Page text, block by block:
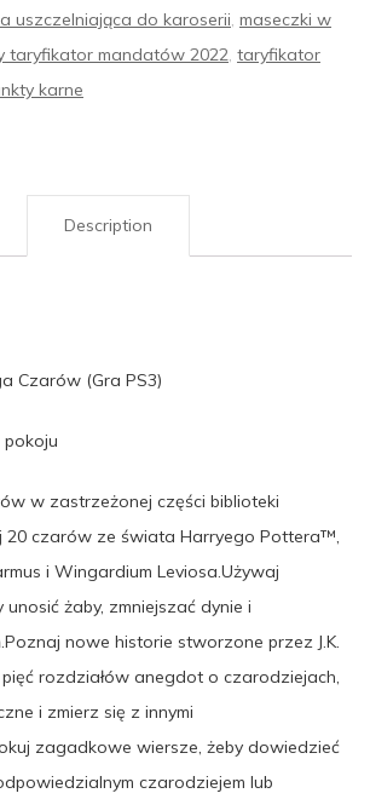
uszczelniająca do karoserii, maseczki w
taryfikator mandatów 2022, taryfikator
karne
Description
Czarów (Gra PS3)
pokoju
w zastrzeżonej części biblioteki
20 czarów ze świata Harryego Pottera™,
i Wingardium Leviosa.Używaj
żaby, zmniejszać dynie i
nowe historie stworzone przez J.K.
rozdziałów anegdot o czarodziejach,
i zmierz się z innymi
zagadkowe wiersze, żeby dowiedzieć
czarodziejem lub